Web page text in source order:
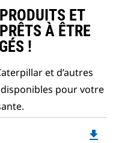
ET
À ÊTRE
!
et d’autres
pour votre
file_download